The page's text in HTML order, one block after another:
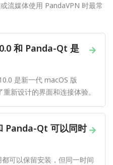
流媒体使用 PandaVPN 时最常
→
和 Panda-Qt 是
是新一代 macOS 版
新设计的界面和连接体验。
→
Panda-Qt 可以同时
可以保留安装，但同一时间